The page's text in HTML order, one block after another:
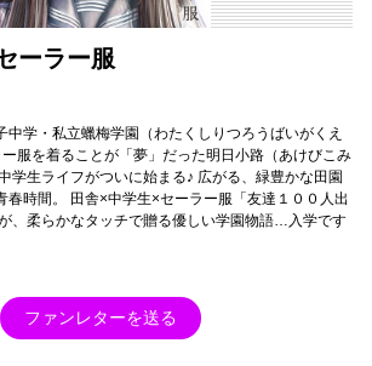
ーラー服
中学・私立蠟梅学園（わたくしりつろうばいがくえ
服を着ることが「夢」だった明日小路（あけびこみ
学生ライフがついに始まる♪ 広がる、緑豊かな田園
春時間。 田舎×中学生×セーラー服「友達１００人出
、柔らかなタッチで贈る優しい学園物語…入学です
ファンレターを送る